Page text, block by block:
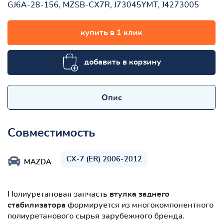
GJ6A-28-156, MZSB-CX7R, J73045YMT, J4273005
купить в 1 клик
добавить в корзину
Опис
Совместимость
MAZDA CX-7 (ER) 2006-2012
Полиуретановая запчасть втулка заднего
стабилизатора формируется из многокомпонентного
полиуретанового сырья зарубежного бренда.